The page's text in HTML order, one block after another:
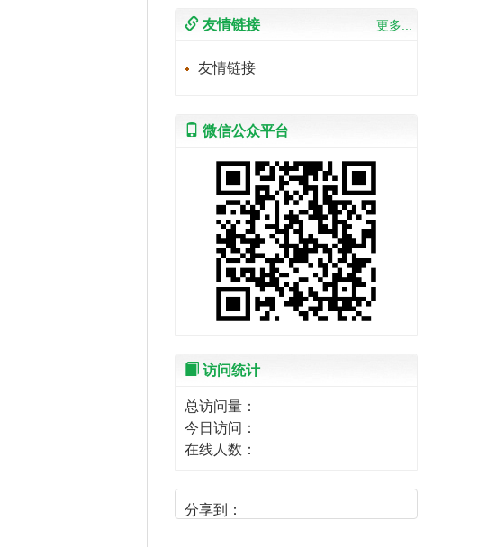
友情链接 更多...
友情链接
微信公众平台
访问统计
总访问量：
今日访问：
在线人数：
分享到：